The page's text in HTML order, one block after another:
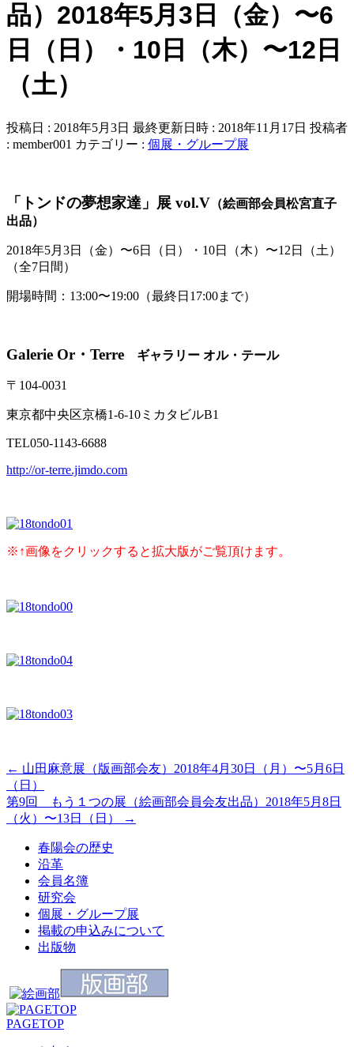
品）2018年5月3日（金）〜6
日（日）・10日（木）〜12日
（土）
投稿日 : 2018年5月3日 最終更新日時 : 2018年11月17日 投稿者
: member001 カテゴリー : 個展・グループ展
「トンドの夢想家達」展 vol.V （絵画部会員松宮直子
出品）
2018年5月3日（金）〜6日（日）・10日（木）〜12日（土）
（全7日間）
開場時間：13:00〜19:00（最終日17:00まで）
Galerie Or・Terre ギャラリー オル・テール
〒104-0031
東京都中央区京橋1-6-10ミカタビルB1
TEL050-1143-6688
http://or-terre.jimdo.com
※↑画像をクリックすると拡大版がご覧頂けます。
← 山田麻意展（版画部会友）2018年4月30日（月）〜5月6日
（日）
第9回 もう１つの展（絵画部会員会友出品）2018年5月8日
（火）〜13日（日）
→
春陽会の歴史
沿革
会員名簿
研究会
個展・グループ展
掲載の申込みについて
出版物
PAGETOP